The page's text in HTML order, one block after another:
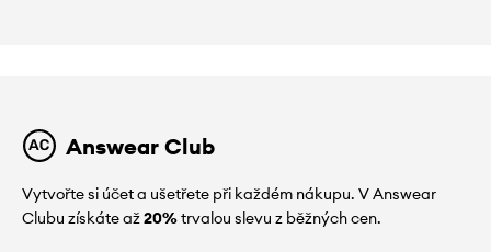
Answear Club
Vytvořte si účet a ušetřete při každém nákupu. V Answear
Clubu získáte až20%trvalou slevu z běžných cen.